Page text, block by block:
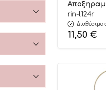
Κλαδιά &
70cm |
rin-l124r
Διαθέσιμο
11,50 €